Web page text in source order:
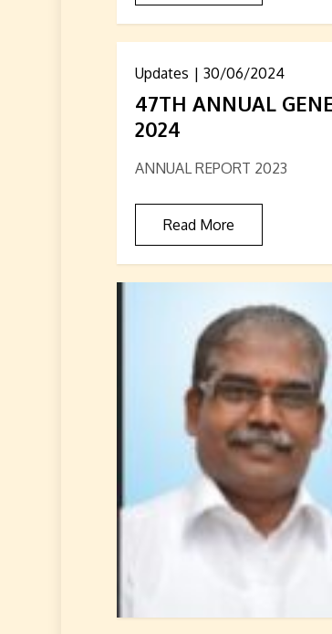
Updates 30/06/2024
47TH ANNUAL
2024
ANNUAL REPORT 2023
Read More